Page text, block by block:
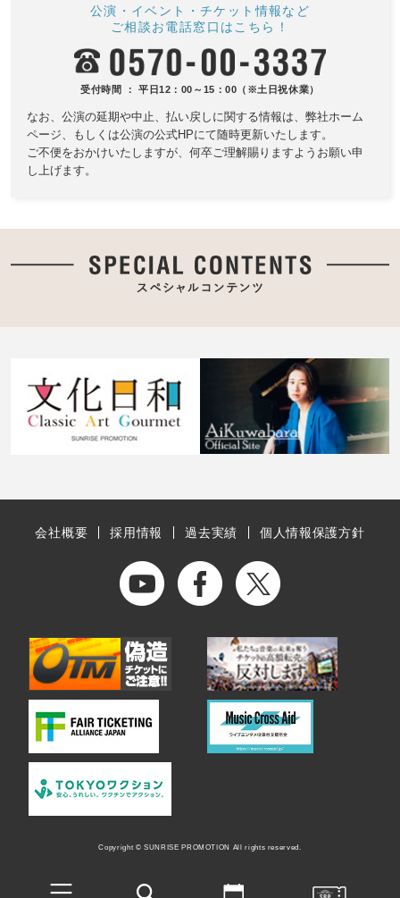
公演・イベント・チケット情報など
ご相談お電話窓口はこちら！
受付時間 ： 平日12：00～15：00（※土日祝休業）
なお、公演の延期や中止、払い戻しに関する情報は、 弊社ホーム
ページ、もしくは公演の公式HPにて随時更新いたします。
ご不便をおかけいたしますが、何卒ご理解賜りますようお願い申
し上げます。
会社概要 採用情報 過去実績 個人情報保護方針
Copyright © SUNRISE PROMOTION All rights reserved.